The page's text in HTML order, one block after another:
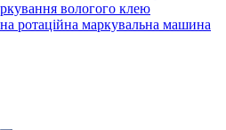
вологого клею
ротаційна маркувальна машина